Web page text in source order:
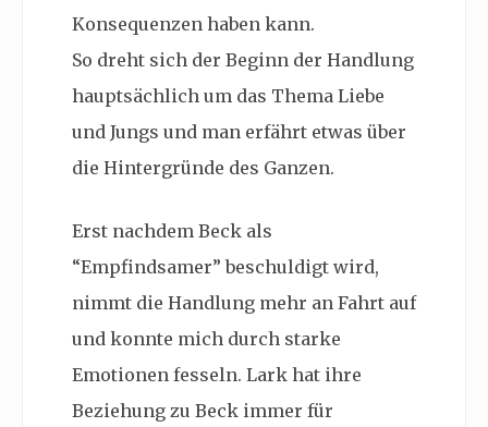
Konsequenzen haben kann.
So dreht sich der Beginn der Handlung
hauptsächlich um das Thema Liebe
und Jungs und man erfährt etwas über
die Hintergründe des Ganzen.
Erst nachdem Beck als
“Empfindsamer” beschuldigt wird,
nimmt die Handlung mehr an Fahrt auf
und konnte mich durch starke
Emotionen fesseln. Lark hat ihre
Beziehung zu Beck immer für